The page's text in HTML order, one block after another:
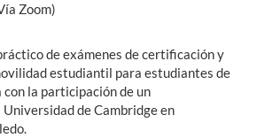
Zoom)
de exámenes de certificación y
estudiantil para estudiantes de
con la participación de un
de Cambridge en